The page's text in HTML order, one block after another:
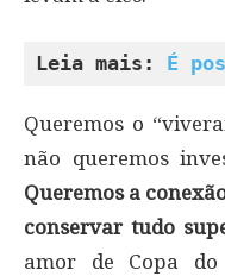
Leia mais: É
Queremos o
não queremos
Queremos a
conservar tudo
amor de Copa